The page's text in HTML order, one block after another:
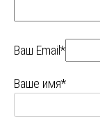
Ваш Email*
Ваше имя*